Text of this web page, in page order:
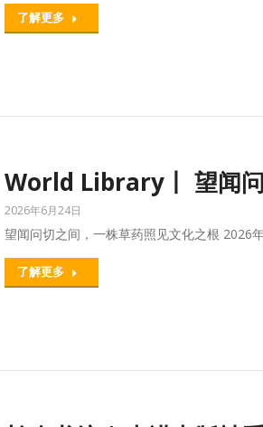
了解更多
World Library丨 望闻
2026年6月24日
望闻问切之间，一株草药照见文化之根 2026
了解更多